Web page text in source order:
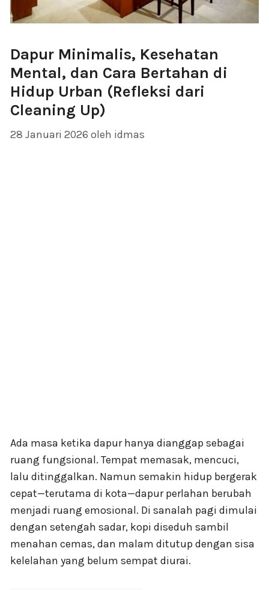
Dapur Minimalis, Kesehatan
Mental, dan Cara Bertahan di
Hidup Urban (Refleksi dari
Cleaning Up)
28 Januari 2026 oleh idmas
Ada masa ketika dapur hanya dianggap sebagai
ruang fungsional. Tempat memasak, mencuci,
lalu ditinggalkan. Namun semakin hidup bergerak
cepat—terutama di kota—dapur perlahan berubah
menjadi ruang emosional. Di sanalah pagi dimulai
dengan setengah sadar, kopi diseduh sambil
menahan cemas, dan malam ditutup dengan sisa
kelelahan yang belum sempat diurai.